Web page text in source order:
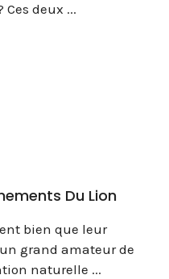
deux ...
Du Lion
bien que leur
grand amateur de
naturelle ...